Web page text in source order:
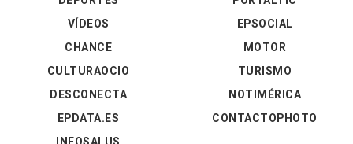
VÍDEOS
EPSOCIAL
CHANCE
CULTURAOCIO
DESCONECTA
EPDATA.ES
MOTOR
TURISMO
NOTIMÉRICA
CONTACTOPHOTO